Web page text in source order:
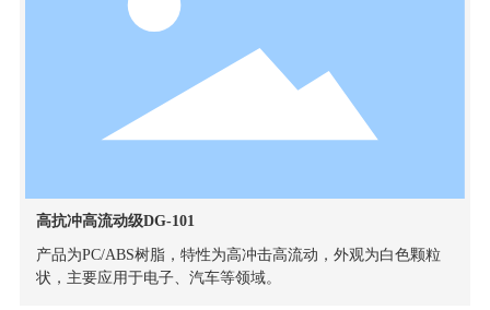
高抗冲高流动级DG-101
产品为PC/ABS树脂，特性为高冲击高流动，外观为白色颗粒
状，主要应用于电子、汽车等领域。